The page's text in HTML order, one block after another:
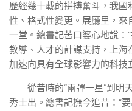
歷經幾十載的拼搏奮斗，我
性、格式性變更。展廳里，來
一堂。總書記苦口婆心地說：
教導、人才的計謀支持，上海
加速向具有全球影響力的科技
從昔時的“兩彈一星”到明
秀士出。總書記撫今追昔：“